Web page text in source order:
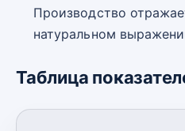
Производство
натуральном
Таблица